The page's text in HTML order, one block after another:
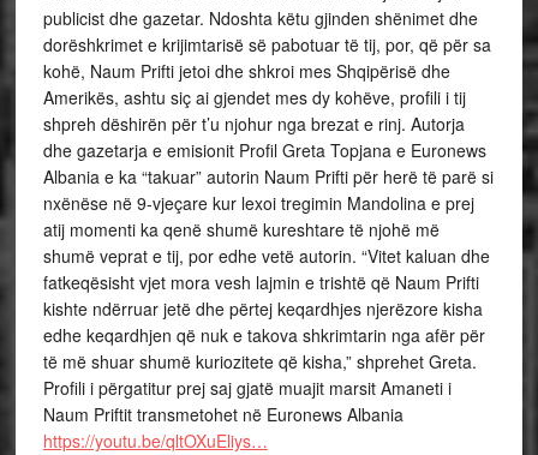
publicist dhe gazetar. Ndoshta këtu gjinden shënimet dhe
dorëshkrimet e krijimtarisë së pabotuar të tij, por, që për sa
kohë, Naum Prifti jetoi dhe shkroi mes Shqipërisë dhe
Amerikës, ashtu siç ai gjendet mes dy kohëve, profili i tij
shpreh dëshirën për t’u njohur nga brezat e rinj. Autorja
dhe gazetarja e emisionit Profil Greta Topjana e Euronews
Albania e ka “takuar” autorin Naum Prifti për herë të parë si
nxënëse në 9-vjeçare kur lexoi tregimin Mandolina e prej
atij momenti ka qenë shumë kureshtare të njohë më
shumë veprat e tij, por edhe vetë autorin. “Vitet kaluan dhe
fatkeqësisht vjet mora vesh lajmin e trishtë që Naum Prifti
kishte ndërruar jetë dhe përtej keqardhjes njerëzore kisha
edhe keqardhjen që nuk e takova shkrimtarin nga afër për
të më shuar shumë kuriozitete që kisha,” shprehet Greta.
Profili i përgatitur prej saj gjatë muajit marsit Amaneti i
Naum Priftit transmetohet në Euronews Albania
https://youtu.be/qltOXuEliys…